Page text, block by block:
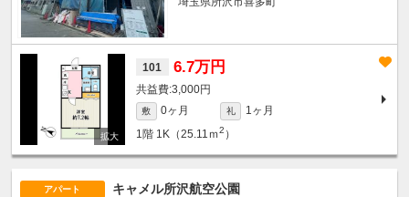
101 6.7万円
3,000円
敷 0ヶ月 礼
1ヶ月
1階 1K（25.11ｍ2 ）
アパート キャメル所沢航空公園